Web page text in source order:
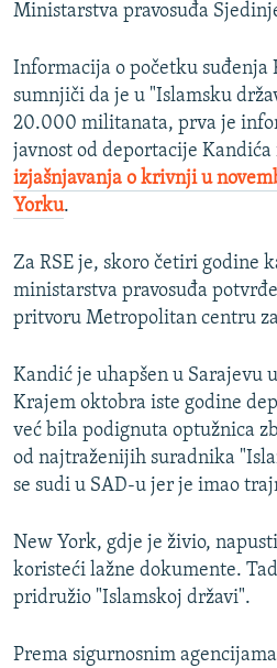
Ministarstva pravosuđa
Informacija o početku suđenja
sumnjiči da je u "Islamsku
20.000 militanata, prva je
javnost od deportacije Kandića
izjašnjavanja o krivnji u
Yorku.
Za RSE je, skoro četiri godine
ministarstva pravosuđa
pritvoru Metropolitan centru
Kandić je uhapšen u Sarajevu
Krajem oktobra iste godine
već bila podignuta optužnica
od najtraženijih suradnika
se sudi u SAD-u jer je imao
New York, gdje je živio,
koristeći lažne dokumente.
pridružio "Islamskoj državi".
Prema sigurnosnim